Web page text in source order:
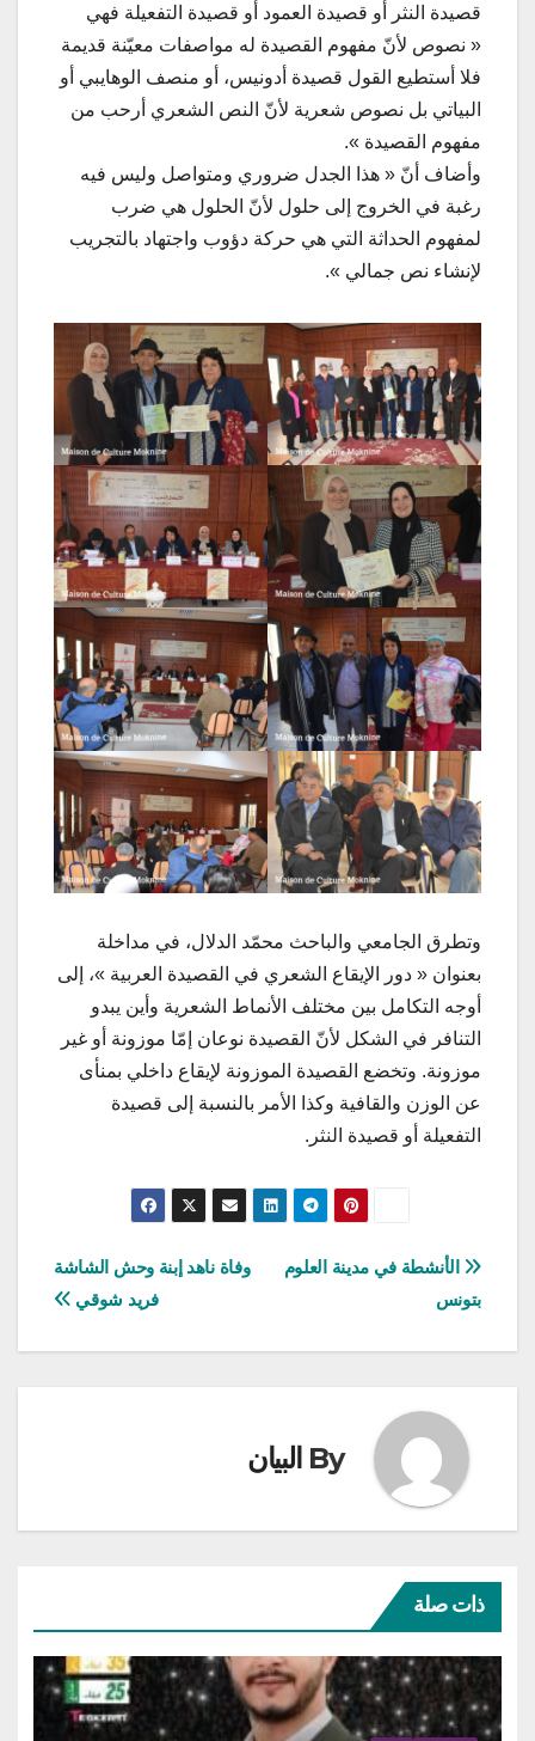
قصيدة النثر أو قصيدة العمود أو قصيدة التفعيلة فهي
« نصوص لأنّ مفهوم القصيدة له مواصفات معيّنة قديمة
فلا أستطيع القول قصيدة أدونيس، أو منصف الوهايبي أو
البياتي بل نصوص شعرية لأنّ النص الشعري أرحب من
مفهوم القصيدة ».
وأضاف أنّ « هذا الجدل ضروري ومتواصل وليس فيه
رغبة في الخروج إلى حلول لأنّ الحلول هي ضرب
لمفهوم الحداثة التي هي حركة دؤوب واجتهاد بالتجريب
لإنشاء نص جمالي ».
وتطرق الجامعي والباحث محمّد الدلال، في مداخلة
بعنوان « دور الإيقاع الشعري في القصيدة العربية »، إلى
أوجه التكامل بين مختلف الأنماط الشعرية وأين يبدو
التنافر في الشكل لأنّ القصيدة نوعان إمّا موزونة أو غير
موزونة. وتخضع القصيدة الموزونة لإيقاع داخلي بمنأى
عن الوزن والقافية وكذا الأمر بالنسبة إلى قصيدة
التفعيلة أو قصيدة النثر.
تصفّح
المقالات
وفاة ناهد إبنة وحش الشاشة
فريد شوقي
الأنشطة في مدينة العلوم
بتونس
By البيان
ذات صلة